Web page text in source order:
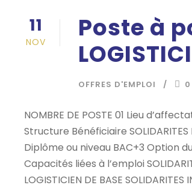
11
NOV
Poste à
OFFRES D'EMPLOI 0
NOMBRE DE POSTE 01 Lieu
Structure Bénéficiaire
Diplôme ou niveau BAC+3 Option
Capacités liées à l’emploi
LOGISTICIEN DE BASE